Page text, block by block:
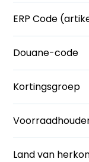
ERP Code
Douane-code
Kortingsgroep
Land van